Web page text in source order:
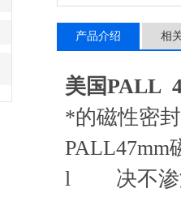
产品介绍 相
美国PALL
*的磁性密
PALL47mm
l 决不渗漏